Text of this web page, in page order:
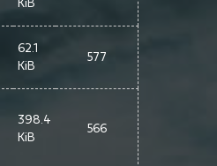
KiB
62.1
KiB
577
398.4
KiB
566